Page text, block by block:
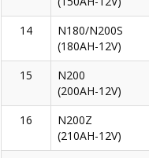
14
N180/N200S
(180AH-12V)
15
N200
(200AH-12V)
16
N200Z
(210AH-12V)